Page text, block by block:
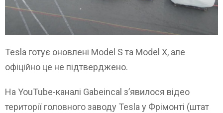
Tesla готує оновлені Model S та Model X, але
офіційно це не підтверджено.
На YouTube-каналі Gabeincal з’явилося відео
території головного заводу Tesla у Фрімонті (штат